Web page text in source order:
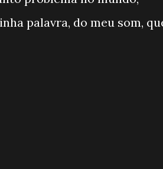
palavra, do meu som,